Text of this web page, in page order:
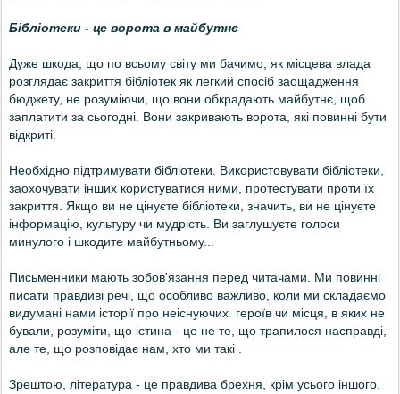
Бібліотеки - це ворота в майбутнє
Дуже шкода, що по всьому світу ми бачимо, як місцева влада
розглядає закриття бібліотек як легкий спосіб заощадження
бюджету, не розуміючи, що вони обкрадають майбутнє, щоб
заплатити за сьогодні. Вони закривають ворота, які повинні бути
відкриті.
Необхідно підтримувати бібліотеки. Використовувати бібліотеки,
заохочувати інших користуватися ними, протестувати проти їх
закриття. Якщо ви не цінуєте бібліотеки, значить, ви не цінуєте
інформацію, культуру чи мудрість. Ви заглушуєте голоси
минулого і шкодите майбутньому...
Письменники мають зобов'язання перед читачами. Ми повинні
писати правдиві речі, що особливо важливо, коли ми складаємо
видумані нами історії про неіснуючих героїв чи місця, в яких не
бували, розуміти, що істина - це не те, що трапилося насправді,
але те, що розповідає нам, хто ми такі .
Зрештою, література - це правдива брехня, крім усього іншого.